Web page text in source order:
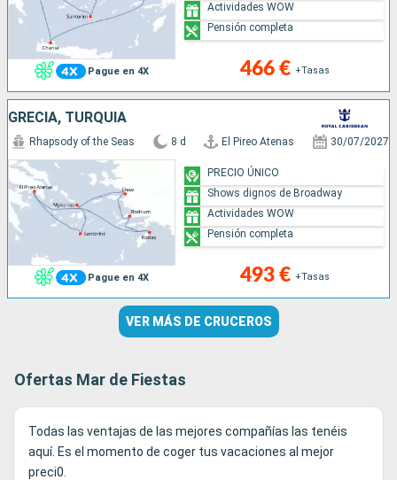
Pague en 4X 466 € +Tasas
Actividades WOW
Pensión completa
GRECIA, TURQUÍA
Pague en 4X
Rhapsody of the Seas 8 d El Pireo Atenas 30/07/2027
493 € +Tasas
PRECIO ÚNICO
Shows dignos de Broadway
Actividades WOW
Pensión completa
VER MÁS DE CRUCEROS
Ofertas Mar de Fiestas
Todas las ventajas de las mejores compañías las tenéis
aquí. Es el momento de coger tus vacaciones al mejor
preci0.